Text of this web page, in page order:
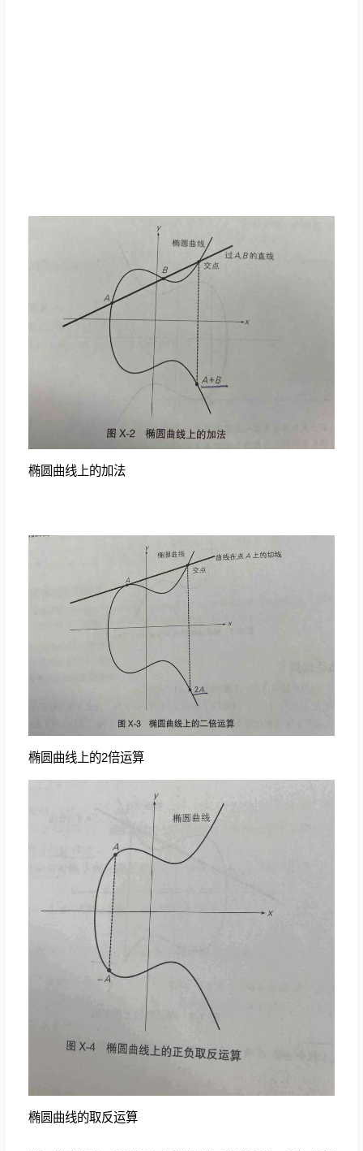
椭圆曲线上的加法
椭圆曲线上的2倍运算
椭圆曲线的取反运算